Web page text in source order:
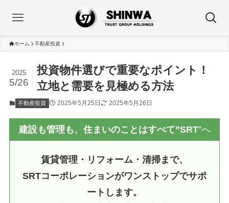
ホーム 不動産投資
投資物件選びで重要なポイント！
立地と需要を見極める方法
2025
5/26
不動産投資 2025年5月25日 2025年5月26日
建設も管理も、住まいのことはすべて”SRT”へ
賃貸管理・リフォーム・清掃まで、
SRTコーポレーションがワンストップでサポ
ートします。